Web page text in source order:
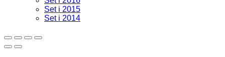
Set i 2015
Set i 2014